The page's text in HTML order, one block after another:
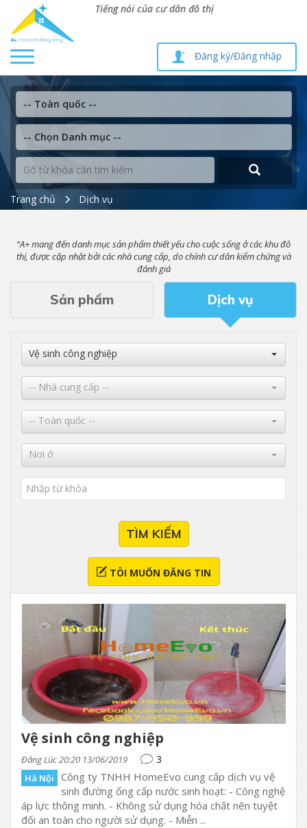
Tiếng nói của cư dân đô thị
Toggle
navigation
Đăng ký/Đăng nhập
Trang chủ Dịch vụ
“A+ mang đến danh mục sản phẩm thiết yếu cho cuộc sống ở các khu đô
thị, được cập nhật bởi các nhà cung cấp, do chính cư dân kiểm chứng và
đánh giá
Sản phẩm Dịch vụ
Vệ sinh công nghiệp
-- Nhà cung cấp --
-- Toàn quốc --
Nơi ở
TÌM KIẾM
TÔI MUỐN ĐĂNG TIN
Vệ sinh công nghiệp
Đăng Lúc 20:20 13/06/2019 3
Hà Nội
Công ty TNHH HomeEvo cung cấp dịch vụ vệ
sinh đường ống cấp nước sinh hoạt: - Công nghệ
áp lực thông minh. - Không sử dụng hóa chất nên tuyệt
đối an toàn cho người sử dụng. - Miễn ...